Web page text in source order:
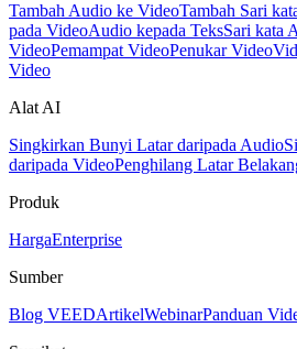
Tambah Audio ke VideoTambah Sari
pada VideoAudio kepada TeksSari kata
VideoPemampat VideoPenukar Video
Video
Alat AI
Singkirkan Bunyi Latar daripada Audio
daripada VideoPenghilang Latar
Produk
HargaEnterprise
Sumber
Blog VEEDArtikelWebinarPanduan